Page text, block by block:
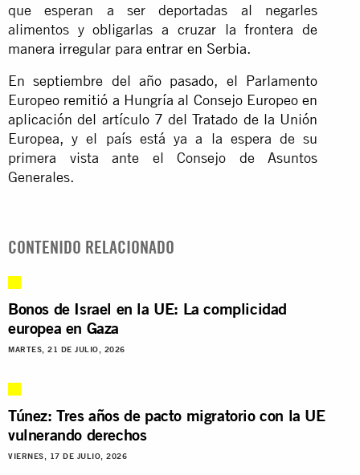
que esperan a ser deportadas al negarles
alimentos yobligarlas a cruzar la frontera de
manera irregular para entrar en Serbia.
En septiembre del año pasado, el Parlamento
Europeo remitió a Hungría al Consejo Europeo en
aplicación del artículo 7 del Tratado de la Unión
Europea, y el país está ya a la espera de su
primera vista ante el Consejo de Asuntos
Generales.
CONTENIDO RELACIONADO
Bonos de Israel en la UE: La complicidad
europea en Gaza
MARTES, 21 DE JULIO, 2026
Túnez: Tres años de pacto migratorio con la UE
vulnerando derechos
VIERNES, 17 DE JULIO, 2026